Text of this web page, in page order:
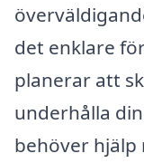
det enklare
planerar att
underhålla
behöver hjälp